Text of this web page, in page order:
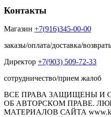
Контакты
Магазин +7(916)345-00-00
заказы/оплата/доставка/
Директор +7(903) 509-72-33
сотрудничество/прием жалоб
ВСЕ ПРАВА ЗАЩИЩЕНЫ И
ОБ АВТОРСКОМ ПРАВЕ.
МАТЕРИАЛОВ САЙТА